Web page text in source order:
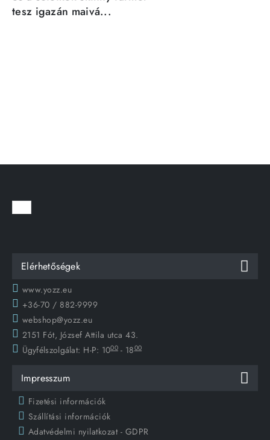
tesz igazán maivá...
Elérhetőségek
www.yozz.eu
+36-70 / 882-9999
webshop@yozz.eu
2151 Fót, József Attila utca 43.
Ügyfélszolgálat: H-P: 1000 - 1800
Impresszum
Fizetési információk
Szállítási információk
Adatvédelmi nyilatkozat - GDPR